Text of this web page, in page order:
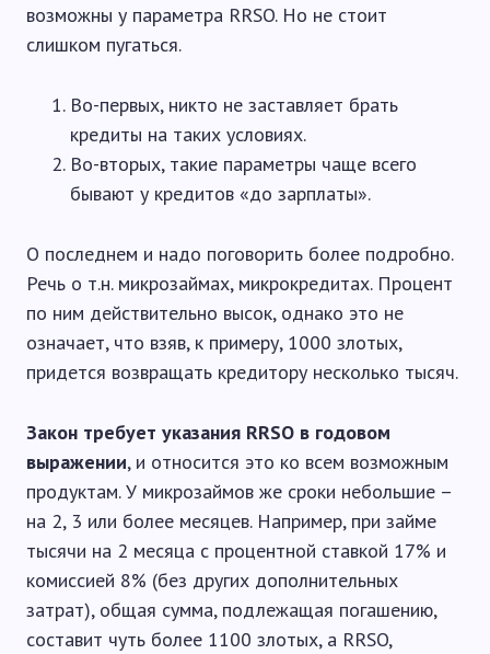
возможны у параметра RRSO. Но не стоит
слишком пугаться.
Во-первых, никто не заставляет брать
кредиты на таких условиях.
Во-вторых, такие параметры чаще всего
бывают у кредитов «до зарплаты».
О последнем и надо поговорить более подробно.
Речь о т.н. микрозаймах, микрокредитах. Процент
по ним действительно высок, однако это не
означает, что взяв, к примеру, 1000 злотых,
придется возвращать кредитору несколько тысяч.
Закон требует указания RRSO в годовом
выражении, и относится это ко всем возможным
продуктам. У микрозаймов же сроки небольшие –
на 2, 3 или более месяцев. Например, при займе
тысячи на 2 месяца с процентной ставкой 17% и
комиссией 8% (без других дополнительных
затрат), общая сумма, подлежащая погашению,
составит чуть более 1100 злотых, а RRSO,